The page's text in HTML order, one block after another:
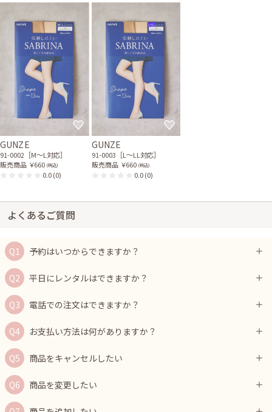
GUNZE
91-0002［M〜L対応］
販売商品 ￥660 (税込)
0.0(0)
GUNZE
91-0003［L〜LL対応］
販売商品 ￥660 (税込)
0.0(0)
よくあるご質問
予約はいつからできますか？
平日にレンタルはできますか？
電話での注文はできますか？
お支払い方法は何がありますか？
商品をキャンセルしたい
商品を変更したい